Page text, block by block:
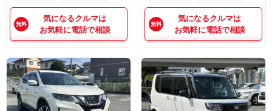
気になるクルマは
お気軽に電話で相談
気になるクルマは
お気軽に電話で相談